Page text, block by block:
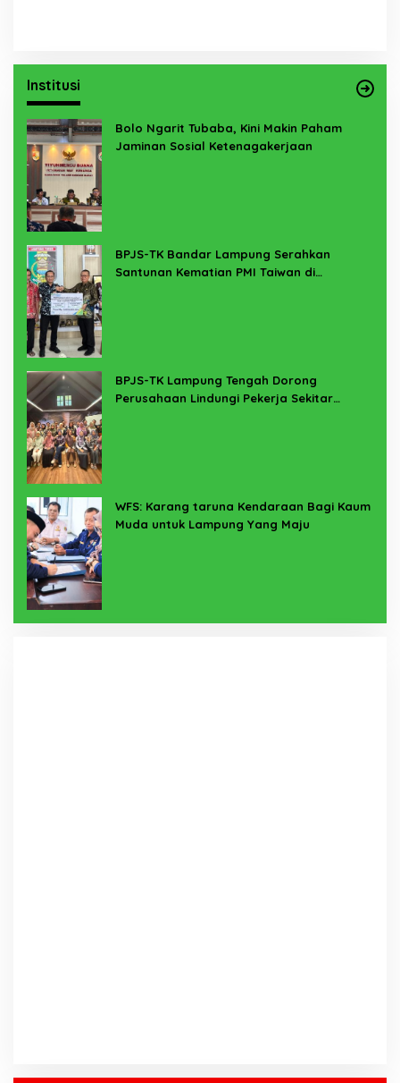
Institusi
Bolo Ngarit Tubaba, Kini Makin Paham
Jaminan Sosial Ketenagakerjaan
BPJS-TK Bandar Lampung Serahkan
Santunan Kematian PMI Taiwan di
BPJS-TK Lampung Tengah Dorong
Perusahaan Lindungi Pekerja Sekitar
WFS: Karang taruna Kendaraan Bagi Kaum
Muda untuk Lampung Yang Maju